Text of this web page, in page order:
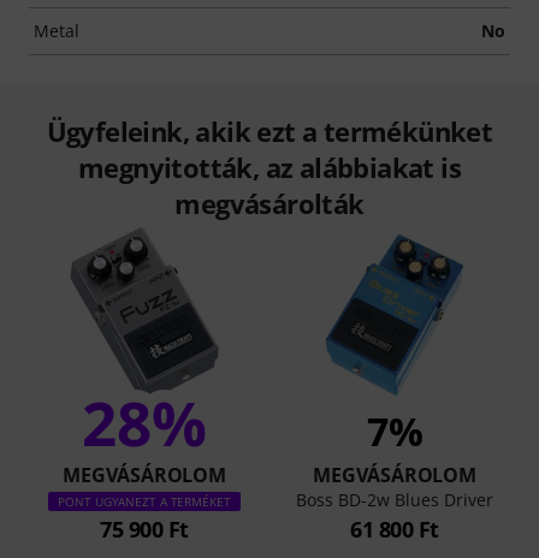
Metal No
Ügyfeleink, akik ezt a termékünket
megnyitották, az alábbiakat is
megvásárolták
28%
MEGVÁSÁROLOM
PONT UGYANEZT A TERMÉKET
75 900 Ft
7%
MEGVÁSÁROLOM
Boss BD-2w Blues Driver
61 800 Ft